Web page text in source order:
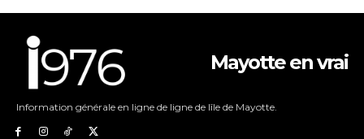
Mayotte en vrai
Information générale en ligne de ligne de lîle de Mayotte.